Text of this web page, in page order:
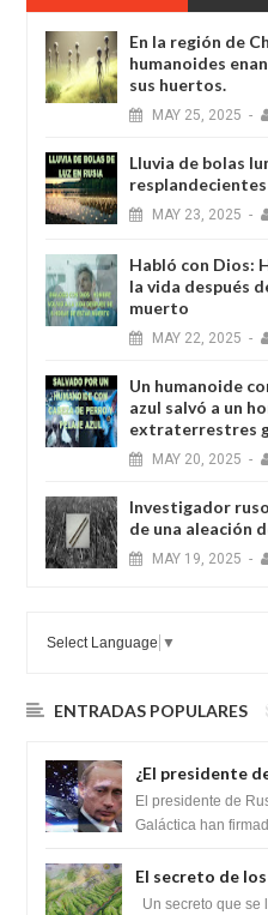
En la región de
humanoides
sus huertos.
MAY 25, 2025 -
Lluvia de bolas
resplandecientes
MAY 23, 2025 -
Habló con Dios:
la vida después
muerto
MAY 22, 2025 -
Un humanoide
azul salvó a un
extraterrestres
MAY 20, 2025 -
Investigador
de una aleación
MAY 19, 2025 -
Select Language ▼
ENTRADAS POPULARES
¿El presidente
Federación
tratado para
El presidente de
Galáctica han
El secreto de
cambiaría por
Un secreto que